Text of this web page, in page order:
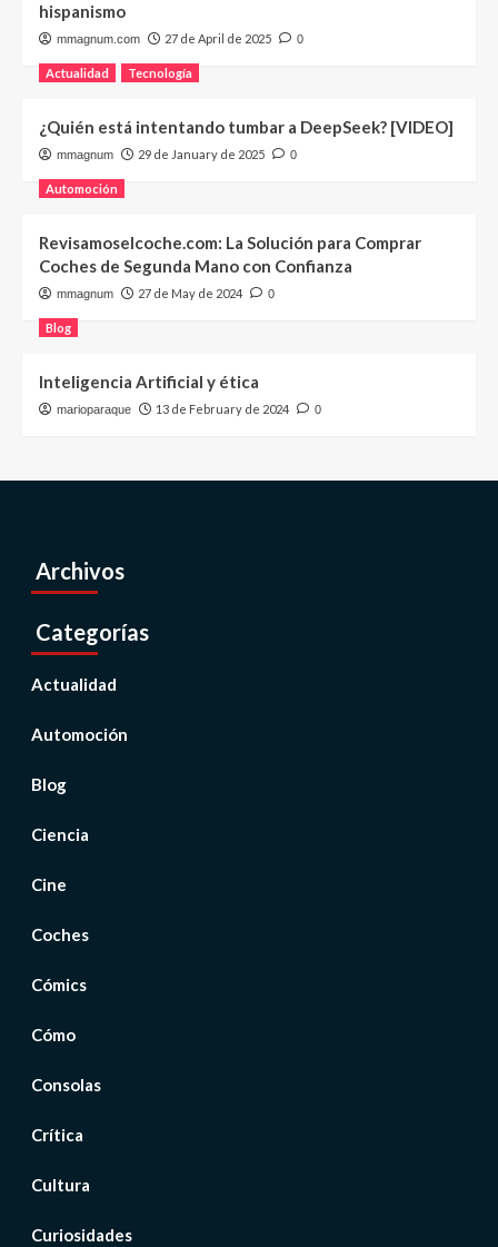
hispanismo
mmagnum.com 27 de April de 2025 0
Actualidad Tecnología
¿Quién está intentando tumbar a DeepSeek? [VIDEO]
mmagnum 29 de January de 2025 0
Automoción
Revisamoselcoche.com: La Solución para Comprar
Coches de Segunda Mano con Confianza
mmagnum 27 de May de 2024 0
Blog
Inteligencia Artificial y ética
marioparaque 13 de February de 2024 0
Archivos
Categorías
Actualidad
Automoción
Blog
Ciencia
Cine
Coches
Cómics
Cómo
Consolas
Crítica
Cultura
Curiosidades